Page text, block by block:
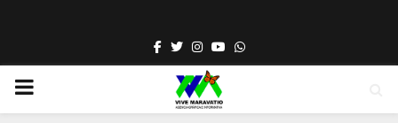
Facebook
TwitterInstagram
YoutubeWhatsapp
PRIMARY